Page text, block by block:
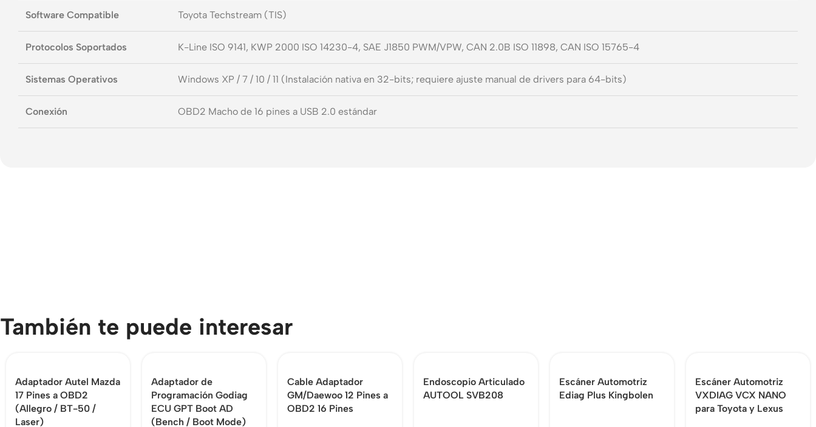
Software Compatible Toyota Techstream (TIS)
Protocolos Soportados K-Line ISO 9141, KWP 2000 ISO 14230-4, SAE J1850 PWM/VPW, CAN 2.0B ISO 11898, CAN ISO 15765-4
Sistemas Operativos Windows XP / 7 / 10 / 11 (Instalación nativa en 32-bits; requiere ajuste manual de drivers para 64-bits)
Conexión OBD2 Macho de 16 pines a USB 2.0 estándar
También te puede interesar
Adaptador Autel Mazda
17 Pines a OBD2
(Allegro / BT-50 /
Laser)
Adaptador de
Programación Godiag
ECU GPT Boot AD
(Bench / Boot Mode)
Cable Adaptador
GM/Daewoo 12 Pines a
OBD2 16 Pines
Endoscopio Articulado
AUTOOL SVB208
Escáner Automotriz
Ediag Plus Kingbolen
Escáner Automotriz
VXDIAG VCX NANO
para Toyota y Lexus